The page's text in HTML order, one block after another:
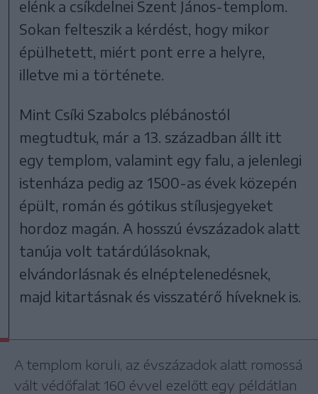
elénk a csíkdelnei Szent János-templom.
Sokan felteszik a kérdést, hogy mikor
épülhetett, miért pont erre a helyre,
illetve mi a története.
Mint Csíki Szabolcs plébánostól
megtudtuk, már a 13. században állt itt
egy templom, valamint egy falu, a jelenlegi
istenháza pedig az 1500-as évek közepén
épült, román és gótikus stílusjegyeket
hordoz magán. A hosszú évszázadok alatt
tanúja volt tatárdúlásoknak,
elvándorlásnak és elnéptelenedésnek,
majd kitartásnak és visszatérő híveknek is.
A templom körüli, az évszázadok alatt romossá
vált védőfalat 160 évvel ezelőtt egy példátlan